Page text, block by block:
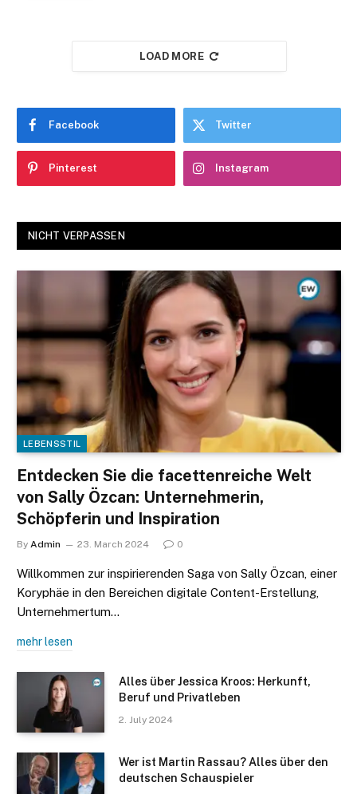
LOAD MORE
Facebook Twitter
Pinterest Instagram
NICHT VERPASSEN
LEBENSSTIL
Entdecken Sie die facettenreiche Welt
von Sally Özcan: Unternehmerin,
Schöpferin und Inspiration
By Admin 23. March 2024 0
Willkommen zur inspirierenden Saga von Sally Özcan, einer
Koryphäe in den Bereichen digitale Content-Erstellung,
Unternehmertum…
mehr lesen
Alles über Jessica Kroos: Herkunft,
Beruf und Privatleben
2. July 2024
Wer ist Martin Rassau? Alles über den
deutschen Schauspieler